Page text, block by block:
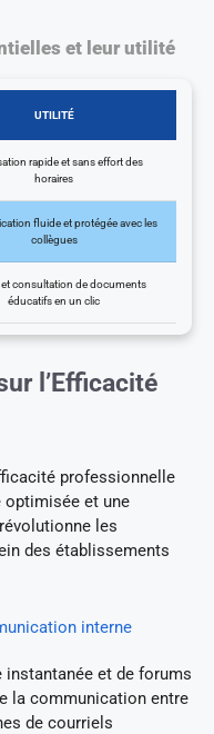
et leur utilité
UTILITÉ
rapide et sans effort des
horaires
fluide et protégée avec les
collègues
et consultation de documents
éducatifs en un clic
l’Efficacité
professionnelle
optimisée et une
les
des établissements
interne
instantanée et de forums
la communication entre
de courriels